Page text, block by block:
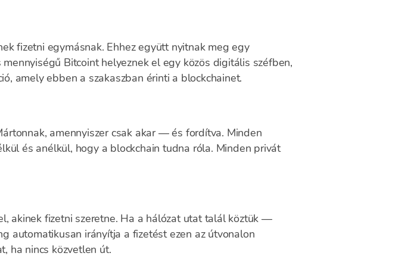
fizetni egymásnak. Ehhez együtt nyitnak meg egy
Bitcoint helyeznek el egy közös digitális széfben,
amely ebben a szakaszban érinti a blockchainet.
amennyiszer csak akar — és fordítva. Minden
és anélkül, hogy a blockchain tudna róla. Minden privát
akinek fizetni szeretne. Ha a hálózat utat talál köztük —
irányítja a fizetést ezen az útvonalon
ha nincs közvetlen út.